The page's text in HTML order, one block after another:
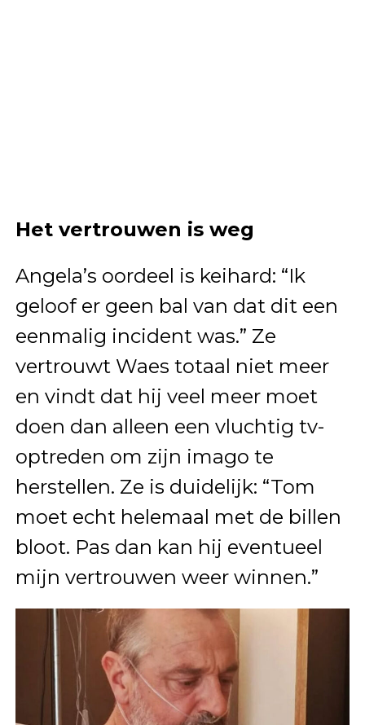
Het vertrouwen is weg
Angela’s oordeel is keihard: “Ik
geloof er geen bal van dat dit een
eenmalig incident was.” Ze
vertrouwt Waes totaal niet meer
en vindt dat hij veel meer moet
doen dan alleen een vluchtig tv-
optreden om zijn imago te
herstellen. Ze is duidelijk: “Tom
moet echt helemaal met de billen
bloot. Pas dan kan hij eventueel
mijn vertrouwen weer winnen.”